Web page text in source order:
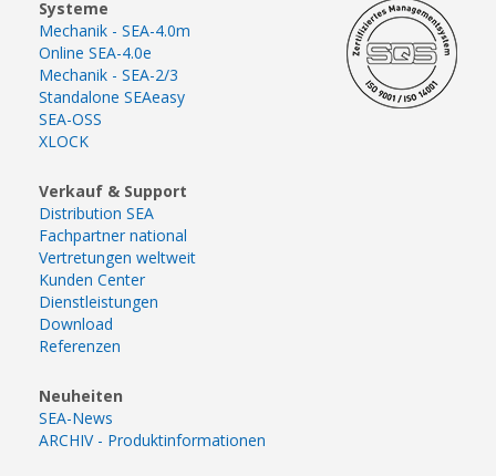
Systeme
Mechanik - SEA-4.0m
Online SEA-4.0e
Mechanik - SEA-2/3
Standalone SEAeasy
SEA-OSS
XLOCK
Verkauf & Support
Distribution SEA
Fachpartner national
Vertretungen weltweit
Kunden Center
Dienstleistungen
Download
Referenzen
Neuheiten
SEA-News
ARCHIV - Produktinformationen